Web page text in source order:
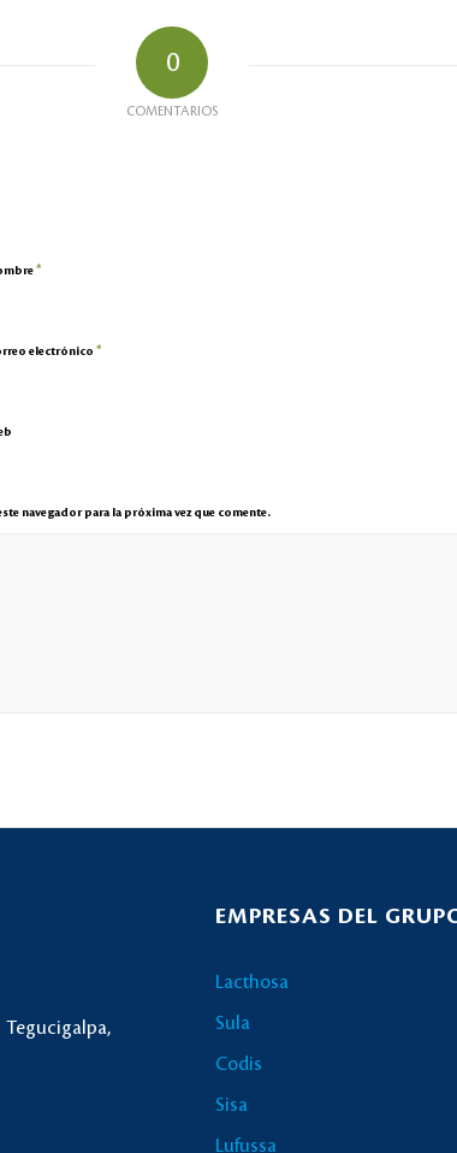
0
COMENTARIOS
*
electrónico *
navegador para la próxima vez que comente.
Tegucigalpa,
EMPRESAS DEL
Lacthosa
Sula
Codis
Sisa
Lufussa